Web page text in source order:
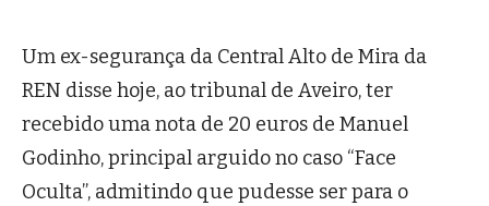
Um ex-segurança da Central Alto de Mira da
REN disse hoje, ao tribunal de Aveiro, ter
recebido uma nota de 20 euros de Manuel
Godinho, principal arguido no caso “Face
Oculta”, admitindo que pudesse ser para o